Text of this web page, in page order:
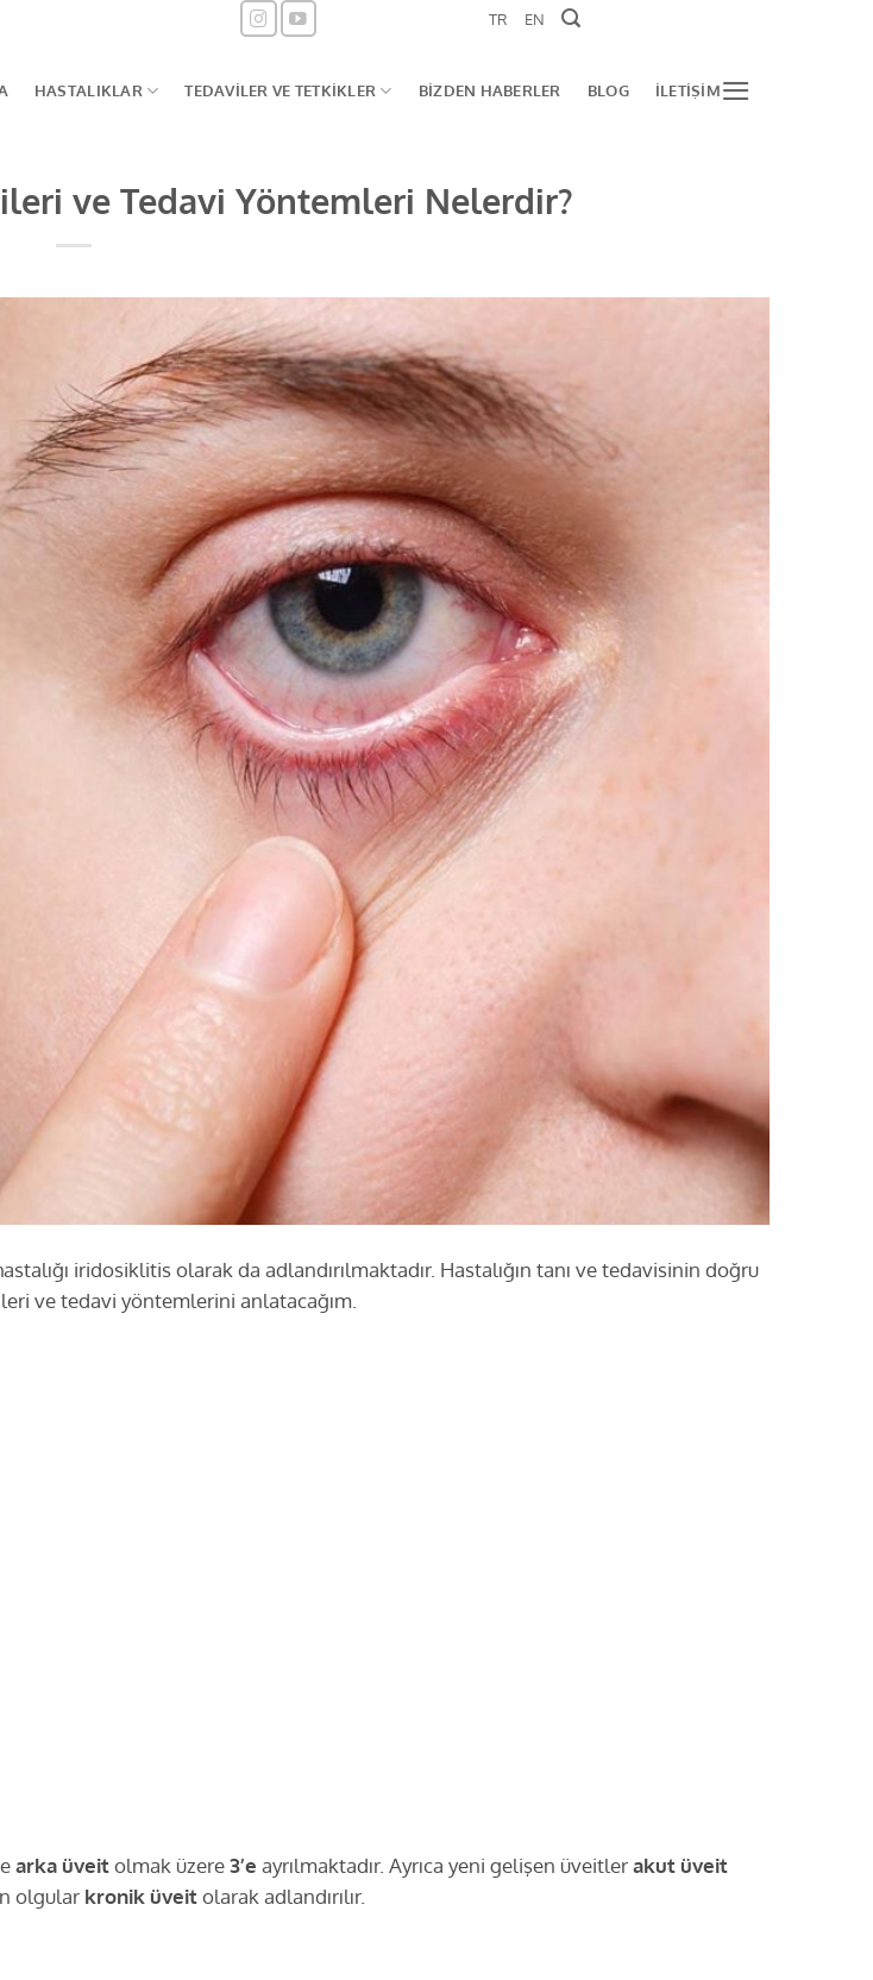
TR EN
HASTALIKLAR TEDAVILER VE TETKIKLER BIZDEN HABERLER BLOG İLETIŞIM
ve Tedavi Yöntemleri Nelerdir?
iridosiklitis olarak da adlandırılmaktadır. Hastalığın tanı ve tedavisinin doğru
ve tedavi yöntemlerini anlatacağım.
arka üveitolmak üzere3’e ayrılmaktadır. Ayrıca yeni gelişen üveitlerakut üveit
olgular kronik üveitolarak adlandırılır.